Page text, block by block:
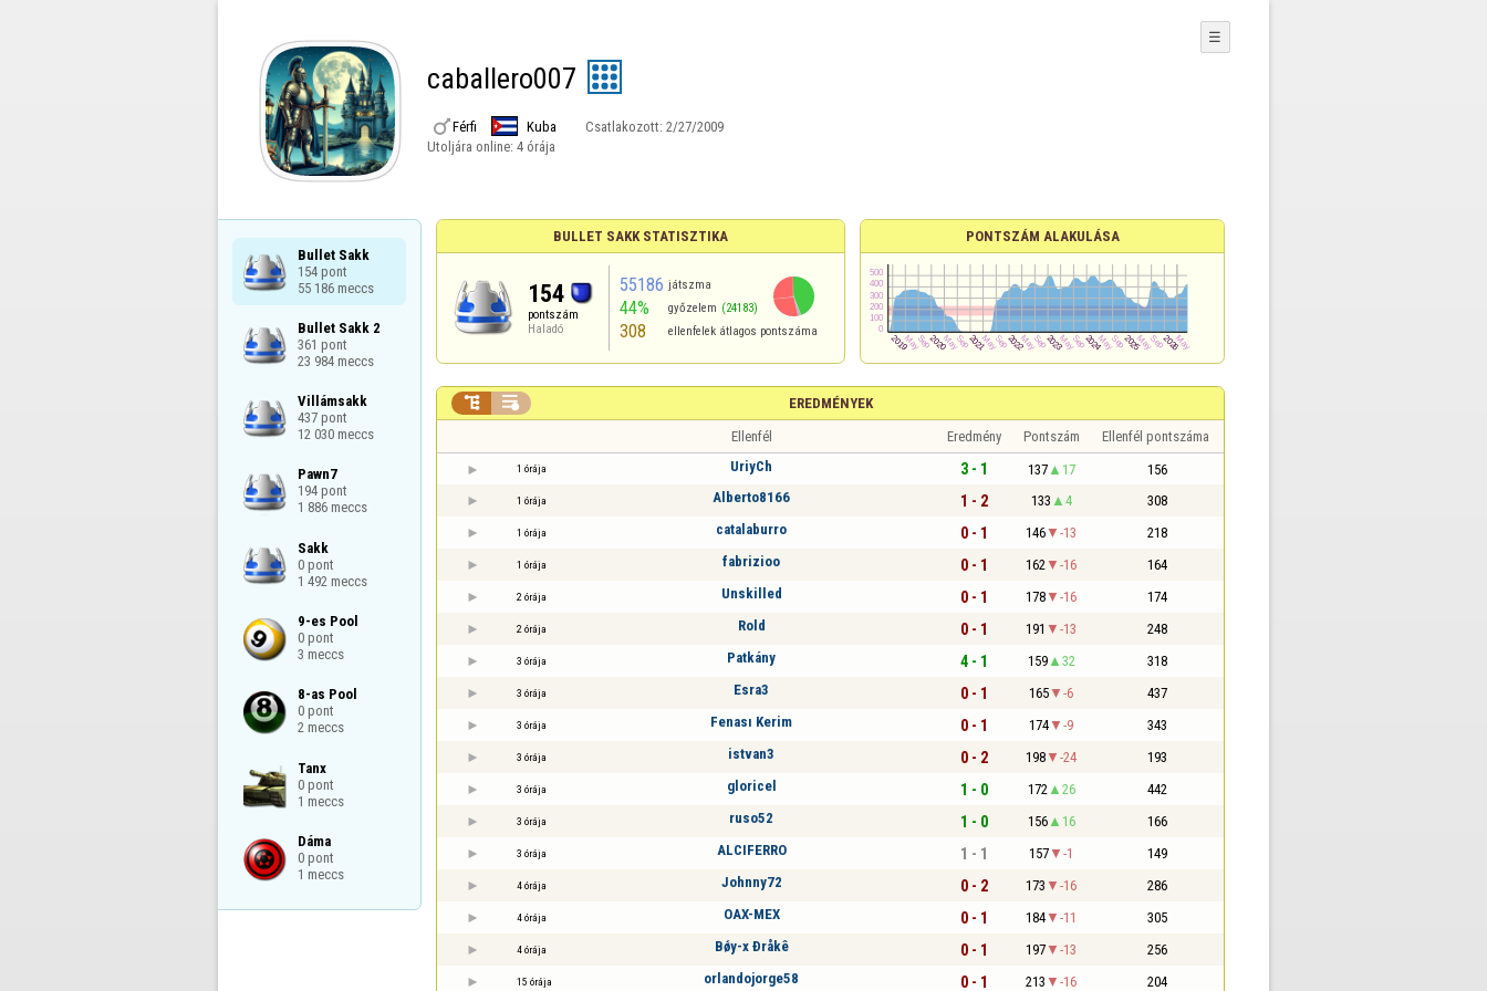
caballero007
Férfi Kuba Csatlakozott: 2/27/2009
Utoljára online: 4 órája
☰
Bullet Sakk
154 pont
55 186 meccs
Bullet Sakk 2
361 pont
23 984 meccs
Villámsakk
437 pont
12 030 meccs
Pawn7
194 pont
1 886 meccs
Sakk
0 pont
1 492 meccs
9-es Pool
0 pont
3 meccs
8-as Pool
0 pont
2 meccs
Tanx
0 pont
1 meccs
Dáma
0 pont
1 meccs
BULLET SAKK STATISZTIKA
154
pontszám
Haladó
55186 játszma
44% győzelem (24183)
308 ellenfelek átlagos pontszáma
PONTSZÁM ALAKULÁSA
EREDMÉNYEK
 
Ellenfél Eredmény Pontszám Ellenfél pontszáma
1 órája UriyCh 3 - 1 137 17 156
1 órája Alberto8166 1 - 2 133 4 308
1 órája catalaburro 0 - 1 146 -13 218
1 órája fabrizioo 0 - 1 162 -16 164
2 órája Unskilled 0 - 1 178 -16 174
2 órája Rold 0 - 1 191 -13 248
3 órája Patkány 4 - 1 159 32 318
3 órája Esra3 0 - 1 165 -6 437
3 órája Fenası Kerim 0 - 1 174 -9 343
3 órája istvan3 0 - 2 198 -24 193
3 órája gloricel 1 - 0 172 26 442
3 órája ruso52 1 - 0 156 16 166
3 órája ALCIFERRO 1 - 1 157 -1 149
4 órája Johnny72 0 - 2 173 -16 286
4 órája OAX-MEX 0 - 1 184 -11 305
4 órája Bǿy-x Ðråkê 0 - 1 197 -13 256
15 órája orlandojorge58 0 - 1 213 -16 204